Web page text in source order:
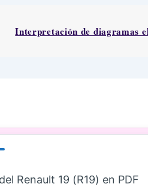
Interpretación de diagramas
Renault 19 (R19) en PDF